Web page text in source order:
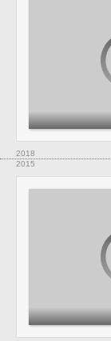
2018
2015